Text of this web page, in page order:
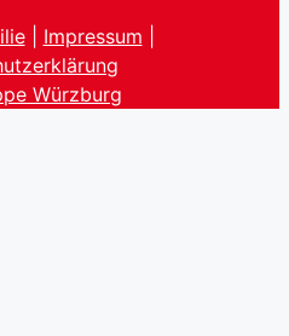
| Impressum
Würzburg